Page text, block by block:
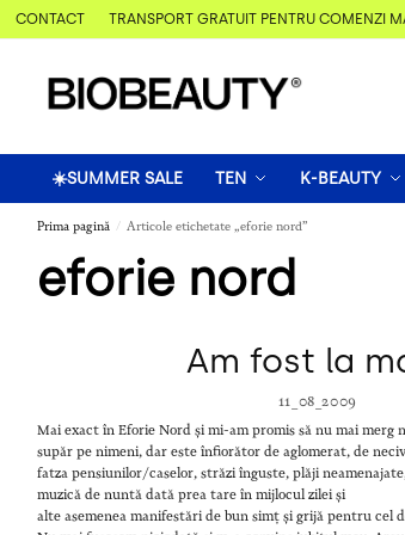
CONTACT TRANSPORT GRATUIT PENTRU COMENZI
☀️SUMMER SALE TEN K-BEAUTY
Prima pagină / Articole etichetate „eforie nord”
eforie nord
Am fost la
11_08_2009
Mai exact în Eforie Nord și mi-am promis să nu mai merg
supăr pe nimeni, dar este înfiorător de aglomerat, de
fatza pensiunilor/caselor, străzi înguste, plăji
muzică de nuntă dată prea tare în mijlocul zilei și
alte asemenea manifestări de bun simț și grijă pentru cel